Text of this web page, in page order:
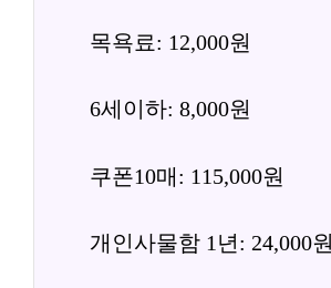
목욕료: 12,000원
6세이하: 8,000원
쿠폰10매: 115,000원
개인사물함 1년: 24,000원